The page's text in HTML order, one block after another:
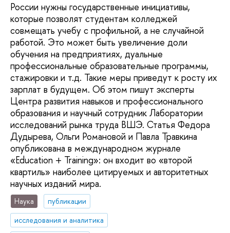
России нужны государственные инициативы,
которые позволят студентам колледжей
совмещать учебу с профильной, а не случайной
работой. Это может быть увеличение доли
обучения на предприятиях, дуальные
профессиональные образовательные программы,
стажировки и т.д. Такие меры приведут к росту их
зарплат в будущем. Об этом пишут эксперты
Центра развития навыков и профессионального
образования и научный сотрудник Лаборатории
исследований рынка труда ВШЭ. Статья Федора
Дудырева, Ольги Романовой и Павла Травкина
опубликована в международном журнале
«Education + Training»: он входит во «второй
квартиль» наиболее цитируемых и авторитетных
научных изданий мира.
Наука
публикации
исследования и аналитика